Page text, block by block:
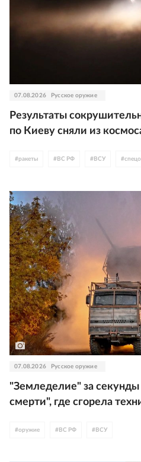
07.08.2026 Русское оружие
Результаты
по Киеву сняли из
#ракеты # ВС РФ # ВСУ #
07.08.2026 Русское оружие
"Земледелие" за секунды
смерти", где сгорела
#оружие # ВС РФ # ВСУ